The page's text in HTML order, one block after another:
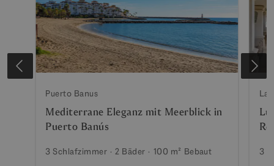
Puerto Banus
Mediterrane Eleganz mit Meerblick in
Puerto Banús
3 Schlafzimmer 2 Bäder 100 m² Bebaut 3